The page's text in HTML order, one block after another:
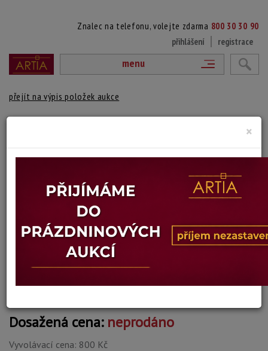
Znalec na telefonu, volejte zdarma 800 30 30 90
přihlášení
registrace
menu
přejít na výpis položek aukce
Žofie Hoffstädterová-Kopecká
signováno vpravo nahoře, paspartováno, zaskleno, pošk. rám
Technika: kombinovaná technika na kartonu
Šířka: 31 cm, výška: 23 cm, rámování: 50 x 64 cm
Stav: dobrý
15.06.2026 20:33 SELČ
Dosažená cena: neprodáno
Vyvolávací cena: 800 Kč
×